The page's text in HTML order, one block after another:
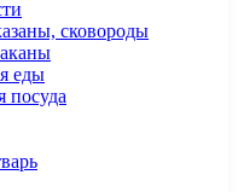
сковороды
еды
посуда